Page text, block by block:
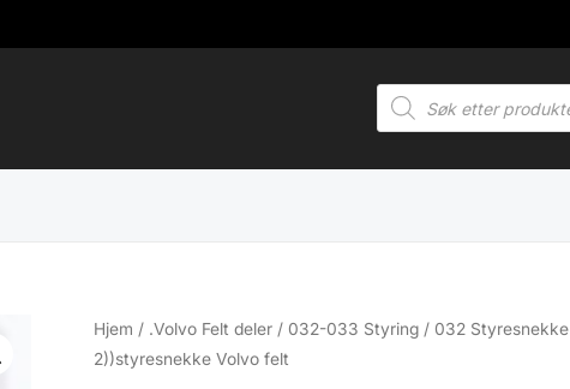
Products
search
Hjem / .Volvo Felt deler / 032-033 Styring / 032 Styresnekke
2))styresnekke Volvo felt